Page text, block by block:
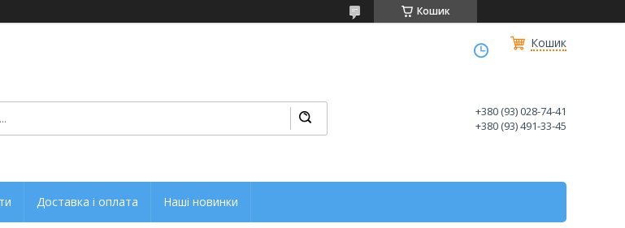
Кошик
Кошик
+380 (93) 028-74-41
+380 (93) 491-33-45
Доставка і оплата Наші новинки